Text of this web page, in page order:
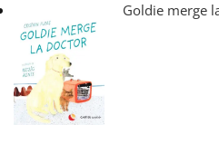
Goldie merge